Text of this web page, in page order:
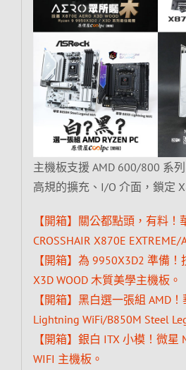
主機板支援 AMD 600/800 系
高規的擴充、I/O 介面，鎖定
【開箱】關公都點頭，有料！
CROSSHAIR X870E EXTREME/
【開箱】為 9950X3D2 準備！
X3D WOOD 木質美學主機板。
【開箱】黑白選一張組 AMD
Lightning WiFi/B850M Steel
【開箱】銀白 ITX 小模！微星
WIFI 主機板。